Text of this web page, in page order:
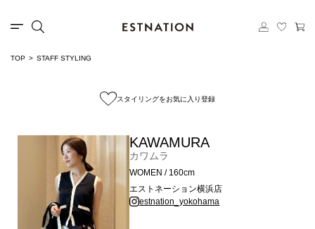
TOP STAFF STYLING
スタイリングをお気に入り登録
KAWAMURA
カワムラ
WOMEN / 160cm
エストネーション横浜店
estnation_yokohama